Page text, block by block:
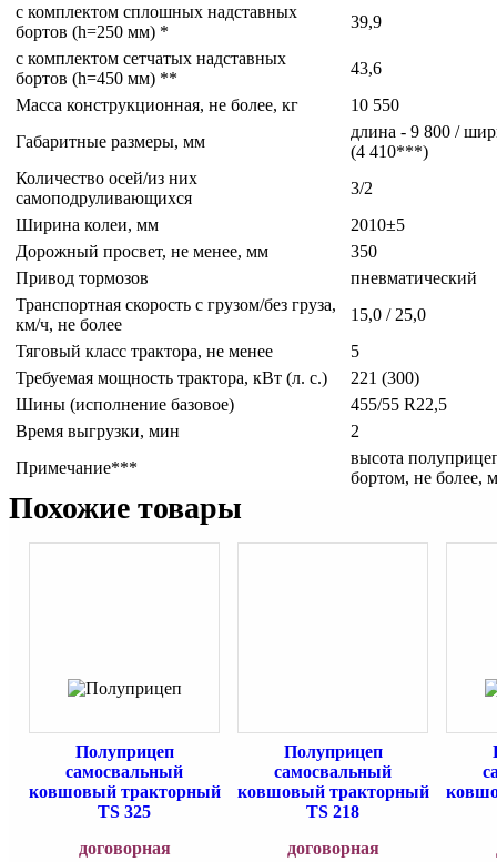
с комплектом сплошных надставных
бортов (h=250 мм) *
39,9
с комплектом сетчатых надставных
бортов (h=450 мм) **
43,6
Масса конструкционная, не более, кг
10 550
Габаритные размеры, мм
длина - 9 800 /
(4 410***)
Количество осей/из них
самоподруливающихся
3/2
Ширина колеи, мм
2010±5
Дорожный просвет, не менее, мм
350
Привод тормозов
пневматический
Транспортная скорость с грузом/без груза,
км/ч, не более
15,0 / 25,0
Тяговый класс трактора, не менее
5
Требуемая мощность трактора, кВт (л. с.)
221 (300)
Шины (исполнение базовое)
455/55 R22,5
Время выгрузки, мин
2
Примечание***
высота
бортом, не более,
Похожие товары
Полуприцеп
самосвальный
ковшовый тракторный
TS 325
договорная
Полуприцеп
самосвальный
ковшовый тракторный
TS 218
договорная